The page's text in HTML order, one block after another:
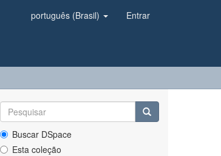
português (Brasil) Entrar
Buscar DSpace
Esta coleção